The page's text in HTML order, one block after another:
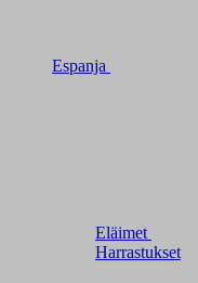
Espanja
Eläimet
Harrastukset